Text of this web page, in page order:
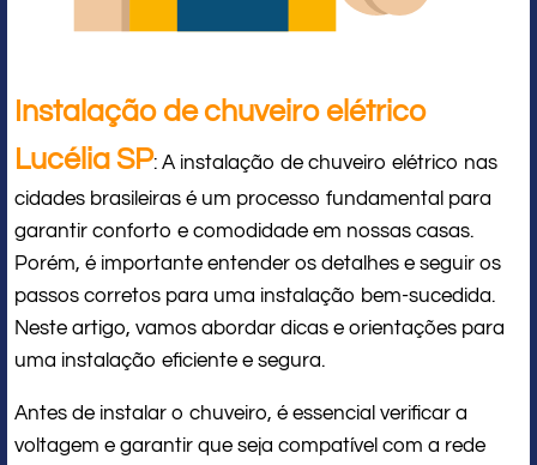
Instalação de chuveiro elétrico
Lucélia SP: A instalação de chuveiro elétrico nas
cidades brasileiras é um processo fundamental para
garantir conforto e comodidade em nossas casas.
Porém, é importante entender os detalhes e seguir os
passos corretos para uma instalação bem-sucedida.
Neste artigo, vamos abordar dicas e orientações para
uma instalação eficiente e segura.
Antes de instalar o chuveiro, é essencial verificar a
voltagem e garantir que seja compatível com a rede